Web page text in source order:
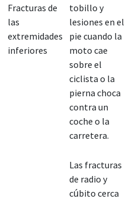
Fracturas de
las
extremidades
inferiores
tobillo y
lesiones en el
pie cuando la
moto cae
sobre el
ciclista o la
pierna choca
contra un
coche o la
carretera.
Las fracturas
de radio y
cúbito cerca